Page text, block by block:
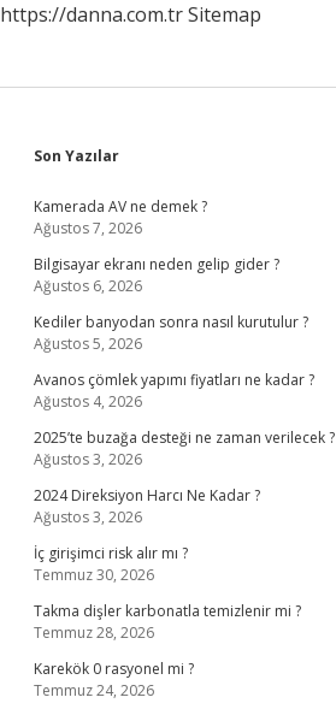
https://danna.com.trSitemap
Sidebar
Son Yazılar
Kamerada AV ne demek ?
Ağustos 7, 2026
Bilgisayar ekranı neden gelip gider ?
Ağustos 6, 2026
Kediler banyodan sonra nasıl kurutulur ?
Ağustos 5, 2026
Avanos çömlek yapımı fiyatları ne kadar ?
Ağustos 4, 2026
2025’te buzağa desteği ne zaman verilecek ?
Ağustos 3, 2026
2024 Direksiyon Harcı Ne Kadar ?
Ağustos 3, 2026
İç girişimci risk alır mı ?
Temmuz 30, 2026
Takma dişler karbonatla temizlenir mi ?
Temmuz 28, 2026
Karekök 0 rasyonel mi ?
Temmuz 24, 2026